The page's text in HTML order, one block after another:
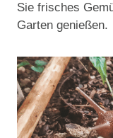
Sie frisches
Garten genießen.